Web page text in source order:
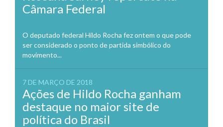
Câmara Federal
O deputado federal Hildo Rocha fez ontem o que pode
ser considerado o ponto de partida simbólico do
movimento...
7 DE MARÇO DE 2018
Ações de Hildo Rocha ganham
destaque no maior site de
política do Brasil